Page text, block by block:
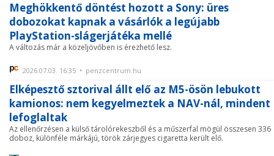
Meghökkentő döntést hozott a Sony: üres
dobozokat kapnak a vásárlók a legújabb
PlayStation-slágerjátéka mellé
A változás már a közeljövőben is érezhető lesz.
2026.07.03. 16:35 • penzcentrum.hu
Elképesztő sztorival állt elő az M5-ösön lebukott
kamionos: nem kegyelmeztek a NAV-nál, mindent
lefoglaltak
Az ellenőrzésen a külső tárolórekeszből és a műszerfal mögül összesen 336
doboz, különféle márkájú, török zárjegyes cigaretta került elő.